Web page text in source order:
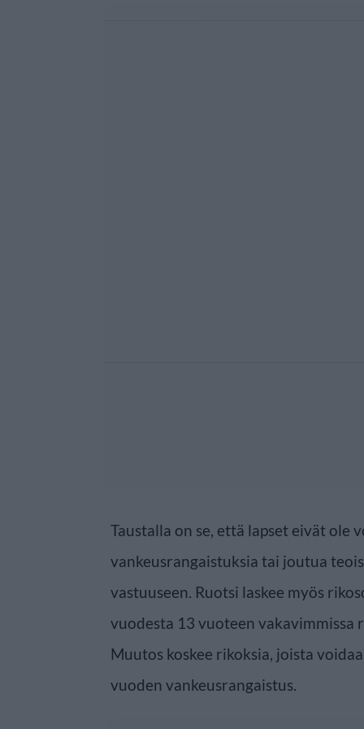
Taustalla on se, että lapset eivät ole
vankeusrangaistuksia tai joutua
vastuuseen. Ruotsi laskee myös
vuodesta 13 vuoteen vakavimmissa
Muutos koskee rikoksia, joista
vuoden vankeusrangaistus.